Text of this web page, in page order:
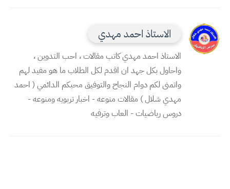
الاستاذ احمد مهدي
الاستاذ احمد مهدي كاتب مقالات ، احب التدوين ،
واحاول بكل جهد ان اقدم لكل الطلاب ما هو مفيد لهم
واتمنى لكم دوام النجاح والتوفيق محبكم الدائمي ( احمد
مهدي شلال ) مقالات منوعه - اخبار تربويه ومنوعه -
دروس رياضيات - العاب وترفيه